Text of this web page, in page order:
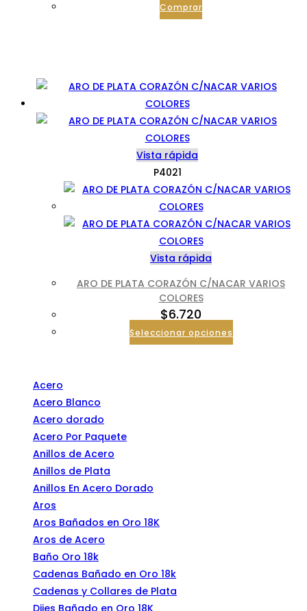
Comprar
Vista rápida
P4021
Vista rápida
ARO DE PLATA CORAZÓN C/NACAR VARIOS
COLORES
$6.720
Seleccionar opciones
Acero
Acero Blanco
Acero dorado
Acero Por Paquete
Anillos de Acero
Anillos de Plata
Anillos En Acero Dorado
Aros
Aros Bañados en Oro 18K
Aros de Acero
Baño Oro 18k
Cadenas Bañado en Oro 18k
Cadenas y Collares de Plata